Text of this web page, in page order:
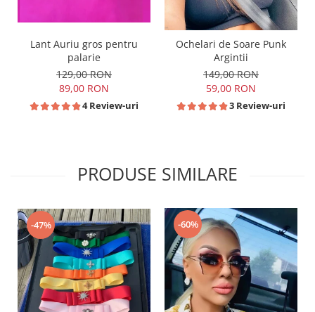
Lant Auriu gros pentru
palarie
129,00 RON
89,00 RON
4 Review-uri
Ochelari de Soare Punk
Argintii
149,00 RON
59,00 RON
3 Review-uri
PRODUSE SIMILARE
-47% -60%